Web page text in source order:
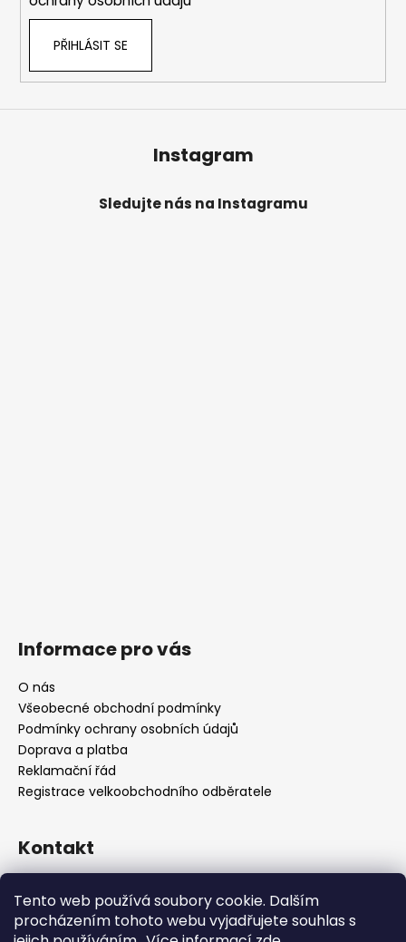
Tento web používá soubory cookie. Dalším
procházením tohoto webu vyjadřujete souhlas s
PŘIHLÁSIT SE
Instagram
Sledujte nás na Instagramu
Informace pro vás
O nás
Všeobecné obchodní podmínky
Podmínky ochrany osobních údajů
Doprava a platba
Reklamační řád
Registrace velkoobchodního odběratele
Kontakt
+420222744000